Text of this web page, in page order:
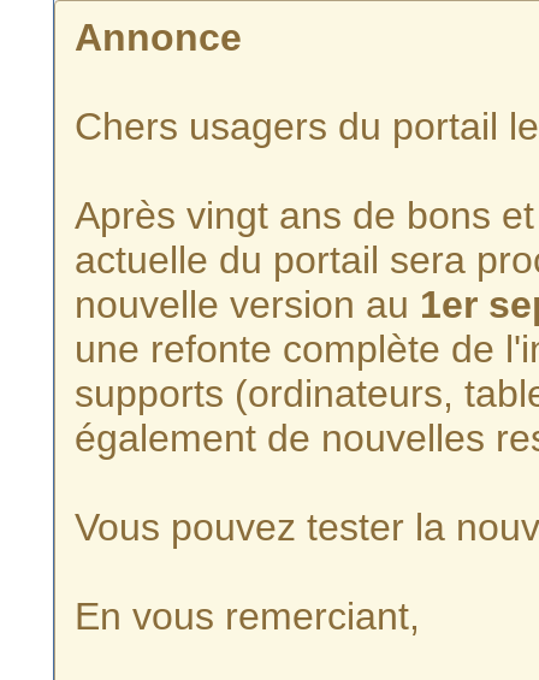
Annonce
Chers usagers du portail
Après vingt ans de bons
actuelle du portail sera
nouvelle version au 1er
une refonte complète de
supports (ordinateurs,
également de nouvelles
Vous pouvez tester la
En vous remerciant,